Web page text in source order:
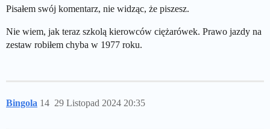
Pisałem swój komentarz, nie widząc, że piszesz.
Nie wiem, jak teraz szkolą kierowców ciężarówek. Prawo jazdy na
zestaw robiłem chyba w 1977 roku.
Bingola 29 Listopad 2024 20:35
14